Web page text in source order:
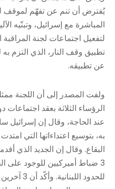
يُفترض أن تنم عن تفهّم لموقف
المباشرة مع إسرائيل، وتبنّيه
لتفعيل اجتماعات لجنة
تطبيق وقف النار، الذي التزم به
عن تطبيقه.
ولفت المصدر إلى أن اللجنة
الرؤساء الثلاثة بعقد اجتماعات
عند الحاجة، وقال إن إسرائيل
به، بتوسيع اعتداءاتها التي
البقاع. وقال إن الجديد الذي
3 ضباط أميركيين للوجود على
للحدود